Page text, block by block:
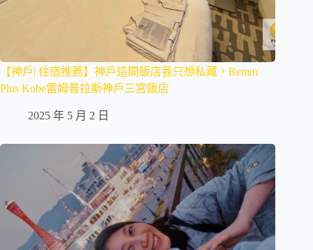
【神戶| 住宿推薦】神戶這間飯店我只想私藏，Remm
Plus Kobe雷姆普拉斯神戶三宮飯店
2025 年 5 月 2 日